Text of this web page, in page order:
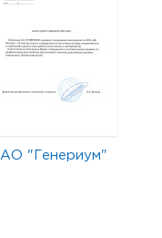
АО "Генериум"